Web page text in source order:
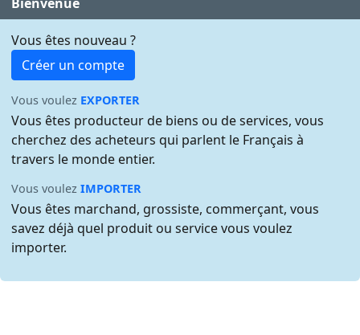
Vous êtes nouveau ?
Créer un compte
Vous voulez EXPORTER
Vous êtes producteur de biens ou de services, vous
cherchez des acheteurs qui parlent le Français à
travers le monde entier.
Vous voulezIMPORTER
Vous êtes marchand, grossiste, commerçant, vous
savez déjà quel produit ou service vous voulez
importer.